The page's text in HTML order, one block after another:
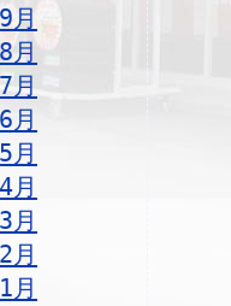
月
月
月
月
月
月
月
月
月